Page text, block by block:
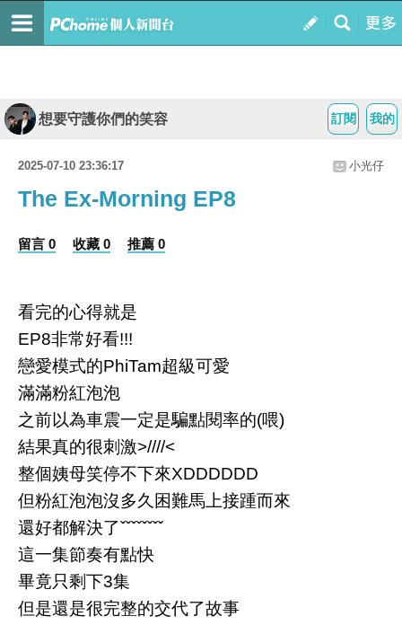
我的
訂閱
想要守護你們的笑容
2025-07-10 23:36:17 小光仔
The Ex-Morning EP8
留言 0 收藏 0 推薦 0
看完的心得就是
EP8非常好看!!!
戀愛模式的PhiTam超級可愛
滿滿粉紅泡泡
之前以為車震一定是騙點閱率的(喂)
結果真的很刺激>////<
整個姨母笑停不下來XDDDDDD
但粉紅泡泡沒多久困難馬上接踵而來
還好都解決了ˇˇˇˇˇˇˇˇ
這一集節奏有點快
畢竟只剩下3集
但是還是很完整的交代了故事